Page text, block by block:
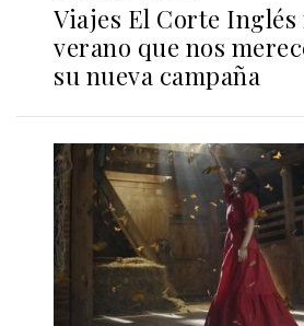
Viajes El Corte
verano que nos
su nueva campaña